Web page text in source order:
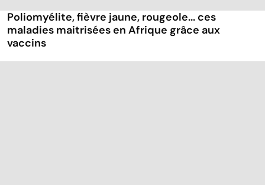
Poliomyélite, fièvre jaune, rougeole... ces
maladies maitrisées en Afrique grâce aux
vaccins